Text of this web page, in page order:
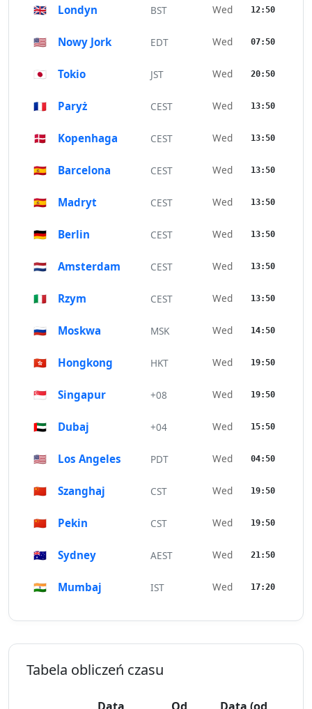
🇬🇧 Londyn BST Wed 12:50
🇺🇸 Nowy Jork EDT Wed 07:50
🇯🇵 Tokio JST Wed 20:50
🇫🇷 Paryż CEST Wed 13:50
🇩🇰 Kopenhaga CEST Wed 13:50
🇪🇸 Barcelona CEST Wed 13:50
🇪🇸 Madryt CEST Wed 13:50
🇩🇪 Berlin CEST Wed 13:50
🇳🇱 Amsterdam CEST Wed 13:50
🇮🇹 Rzym CEST Wed 13:50
🇷🇺 Moskwa MSK Wed 14:50
🇭🇰 Hongkong HKT Wed 19:50
🇸🇬 Singapur +08 Wed 19:50
🇦🇪 Dubaj +04 Wed 15:50
🇺🇸 Los Angeles PDT Wed 04:50
🇨🇳 Szanghaj CST Wed 19:50
🇨🇳 Pekin CST Wed 19:50
🇦🇺 Sydney AEST Wed 21:50
🇮🇳 Mumbaj IST Wed 17:20
Tabela obliczeń czasu